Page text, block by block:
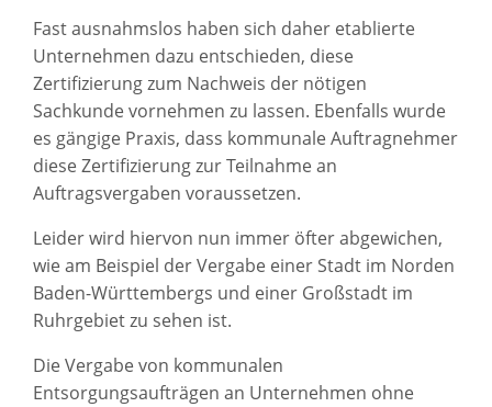
Fast ausnahmslos haben sich daher etablierte
Unternehmen dazu entschieden, diese
Zertifizierung zum Nachweis der nötigen
Sachkunde vornehmen zu lassen. Ebenfalls wurde
es gängige Praxis, dass kommunale Auftragnehmer
diese Zertifizierung zur Teilnahme an
Auftragsvergaben voraussetzen.
Leider wird hiervon nun immer öfter abgewichen,
wie am Beispiel der Vergabe einer Stadt im Norden
Baden-Württembergs und einer Großstadt im
Ruhrgebiet zu sehen ist.
Die Vergabe von kommunalen
Entsorgungsaufträgen an Unternehmen ohne